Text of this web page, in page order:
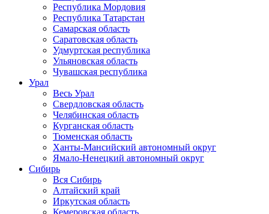
Республика Мордовия
Республика Татарстан
Самарская область
Саратовская область
Удмуртская республика
Ульяновская область
Чувашская республика
Урал
Весь Урал
Свердловская область
Челябинская область
Курганская область
Тюменская область
Ханты-Мансийский автономный округ
Ямало-Ненецкий автономный округ
Сибирь
Вся Сибирь
Алтайский край
Иркутская область
Кемеровская область